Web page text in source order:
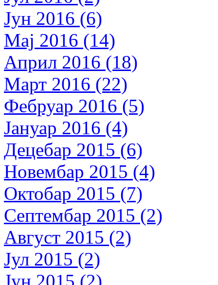
Јун 2016 (6)
Мај 2016 (14)
Април 2016 (18)
Март 2016 (22)
Фебруар 2016 (5)
Јануар 2016 (4)
Децебар 2015 (6)
Новембар 2015 (4)
Октобар 2015 (7)
Септембар 2015 (2)
Август 2015 (2)
Јул 2015 (2)
Јун 2015 (2)